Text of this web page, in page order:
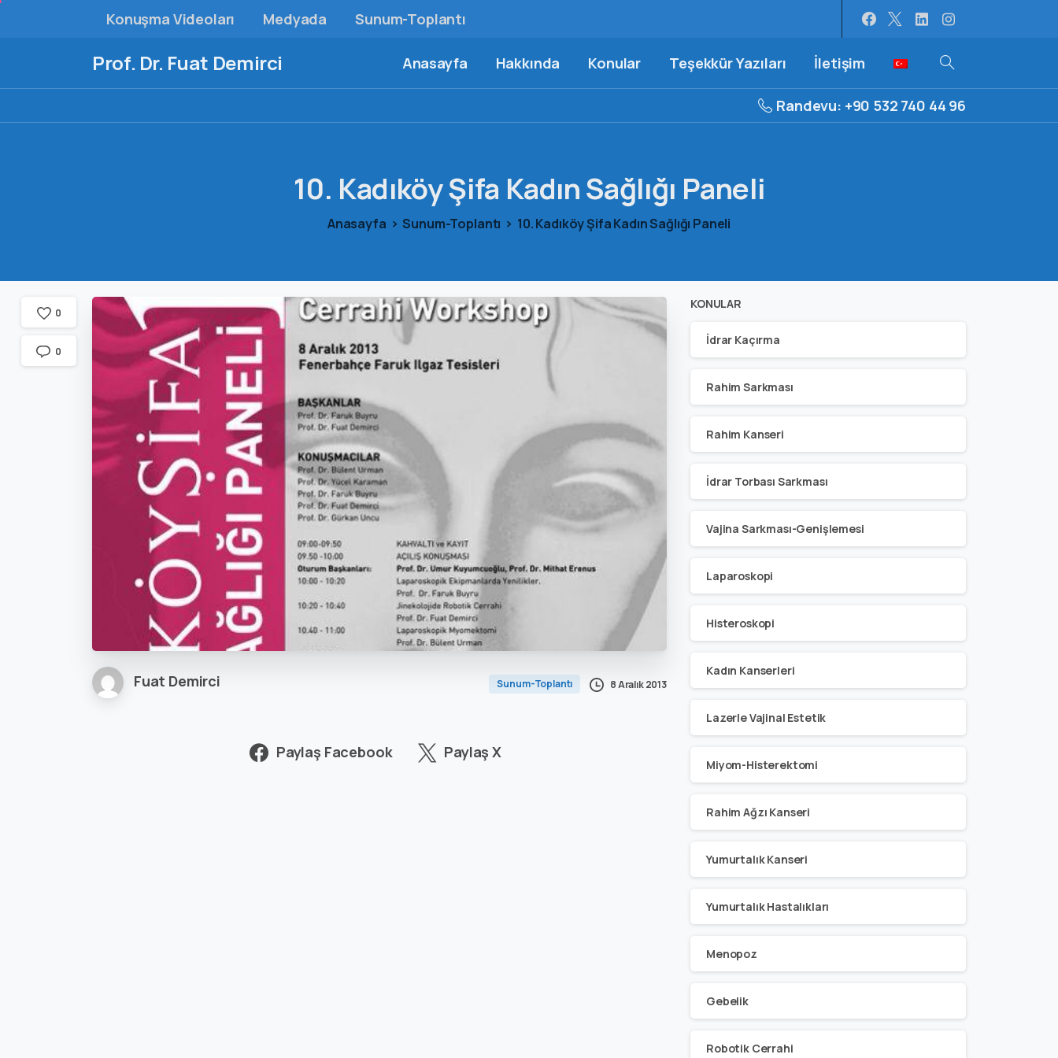
Konuşma Videoları Medyada Sunum-Toplantı
Prof. Dr. Fuat Demirci Anasayfa Hakkında Konular Teşekkür Yazıları İletişim
Randevu: +90 532 740 44 96
10. KadıköyŞifa KadınSağlığı Paneli
Anasayfa Sunum-Toplantı 10. Kadıköy Şifa Kadın Sağlığı Paneli
Fuat Demirci Sunum-Toplantı 8 Aralık 2013
0
0
Paylaş Facebook Paylaş X
KONULAR
İdrar Kaçırma
Rahim Sarkması
Rahim Kanseri
İdrar Torbası Sarkması
Vajina Sarkması-Genişlemesi
Laparoskopi
Histeroskopi
Kadın Kanserleri
Lazerle Vajinal Estetik
Miyom-Histerektomi
Rahim Ağzı Kanseri
Yumurtalık Kanseri
Yumurtalık Hastalıkları
Menopoz
Gebelik
Robotik Cerrahi